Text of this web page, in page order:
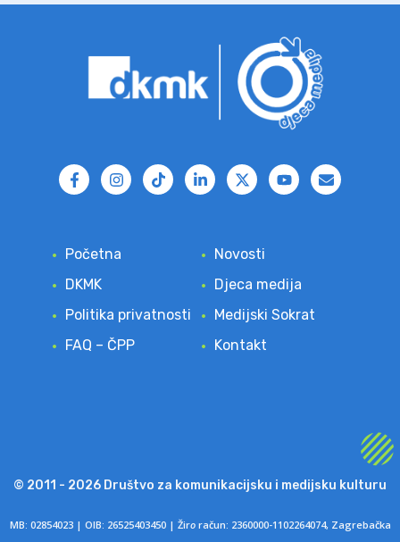
Početna
Novosti
DKMK
Djeca medija
Politika privatnosti
Medijski Sokrat
FAQ – ČPP
Kontakt
© 2011 - 2026 Društvo za komunikacijsku i medijsku kulturu
MB: 02854023 | OIB: 26525403450 | Žiroračun: 2360000-1102264074, Zagrebačka